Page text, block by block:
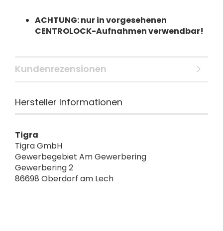
ACHTUNG: nur in vorgesehenen
CENTROLOCK-Aufnahmen verwendbar!
Kundenrezensionen
Hersteller Informationen
Tigra
Tigra GmbH
Gewerbegebiet Am Gewerbering
Gewerbering 2
86698 Oberdorf am Lech